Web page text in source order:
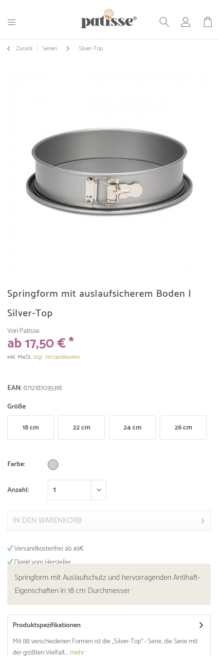
Zurück Serien Silver-Top
Springform mit auslaufsicherem Boden |
Silver-Top
Von Patisse
Springform mit Auslaufschutz und hervorragenden Antihaft-
Eigenschaften in 18 cm Durchmesser
ab 17,50 € *
inkl. MwSt.zzgl. Versandkosten
EAN:8712187035318
Größe
18 cm
22 cm 24 cm 26 cm
Farbe:
Anzahl:
IN DENWARENKORB
Versandkostenfrei ab 49€
Direkt vom Hersteller
Produktspezifikationen
Mit 88 verschiedenen Formen ist die „Silver-Top“ - Serie, die Serie mit
der größten Vielfalt....mehr